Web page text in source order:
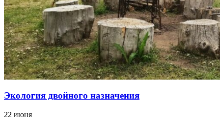
Экология двойного назначения
22 июня